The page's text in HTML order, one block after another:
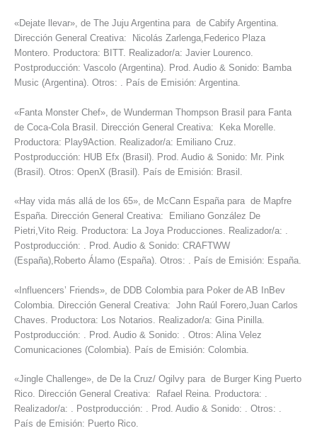
«Dejate llevar», de The Juju Argentina para de Cabify Argentina.
Dirección General Creativa: Nicolás Zarlenga,Federico Plaza
Montero. Productora: BITT. Realizador/a: Javier Lourenco.
Postproducción: Vascolo (Argentina). Prod. Audio & Sonido: Bamba
Music (Argentina). Otros: . País de Emisión: Argentina.
«Fanta Monster Chef», de Wunderman Thompson Brasil para Fanta
de Coca-Cola Brasil. Dirección General Creativa: Keka Morelle.
Productora: Play9Action. Realizador/a: Emiliano Cruz.
Postproducción: HUB Efx (Brasil). Prod. Audio & Sonido: Mr. Pink
(Brasil). Otros: OpenX (Brasil). País de Emisión: Brasil.
«Hay vida más allá de los 65», de McCann España para de Mapfre
España. Dirección General Creativa: Emiliano González De
Pietri,Vito Reig. Productora: La Joya Producciones. Realizador/a: .
Postproducción: . Prod. Audio & Sonido: CRAFTWW
(España),Roberto Álamo (España). Otros: . País de Emisión: España.
«Influencers’ Friends», de DDB Colombia para Poker de AB InBev
Colombia. Dirección General Creativa: John Raúl Forero,Juan Carlos
Chaves. Productora: Los Notarios. Realizador/a: Gina Pinilla.
Postproducción: . Prod. Audio & Sonido: . Otros: Alina Velez
Comunicaciones (Colombia). País de Emisión: Colombia.
«Jingle Challenge», de De la Cruz/ Ogilvy para de Burger King Puerto
Rico. Dirección General Creativa: Rafael Reina. Productora: .
Realizador/a: . Postproducción: . Prod. Audio & Sonido: . Otros: .
País de Emisión: Puerto Rico.